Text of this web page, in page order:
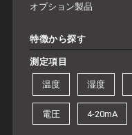
オプション製品
特徴から探す
測定項目
温度 湿度
電圧 4-20mA